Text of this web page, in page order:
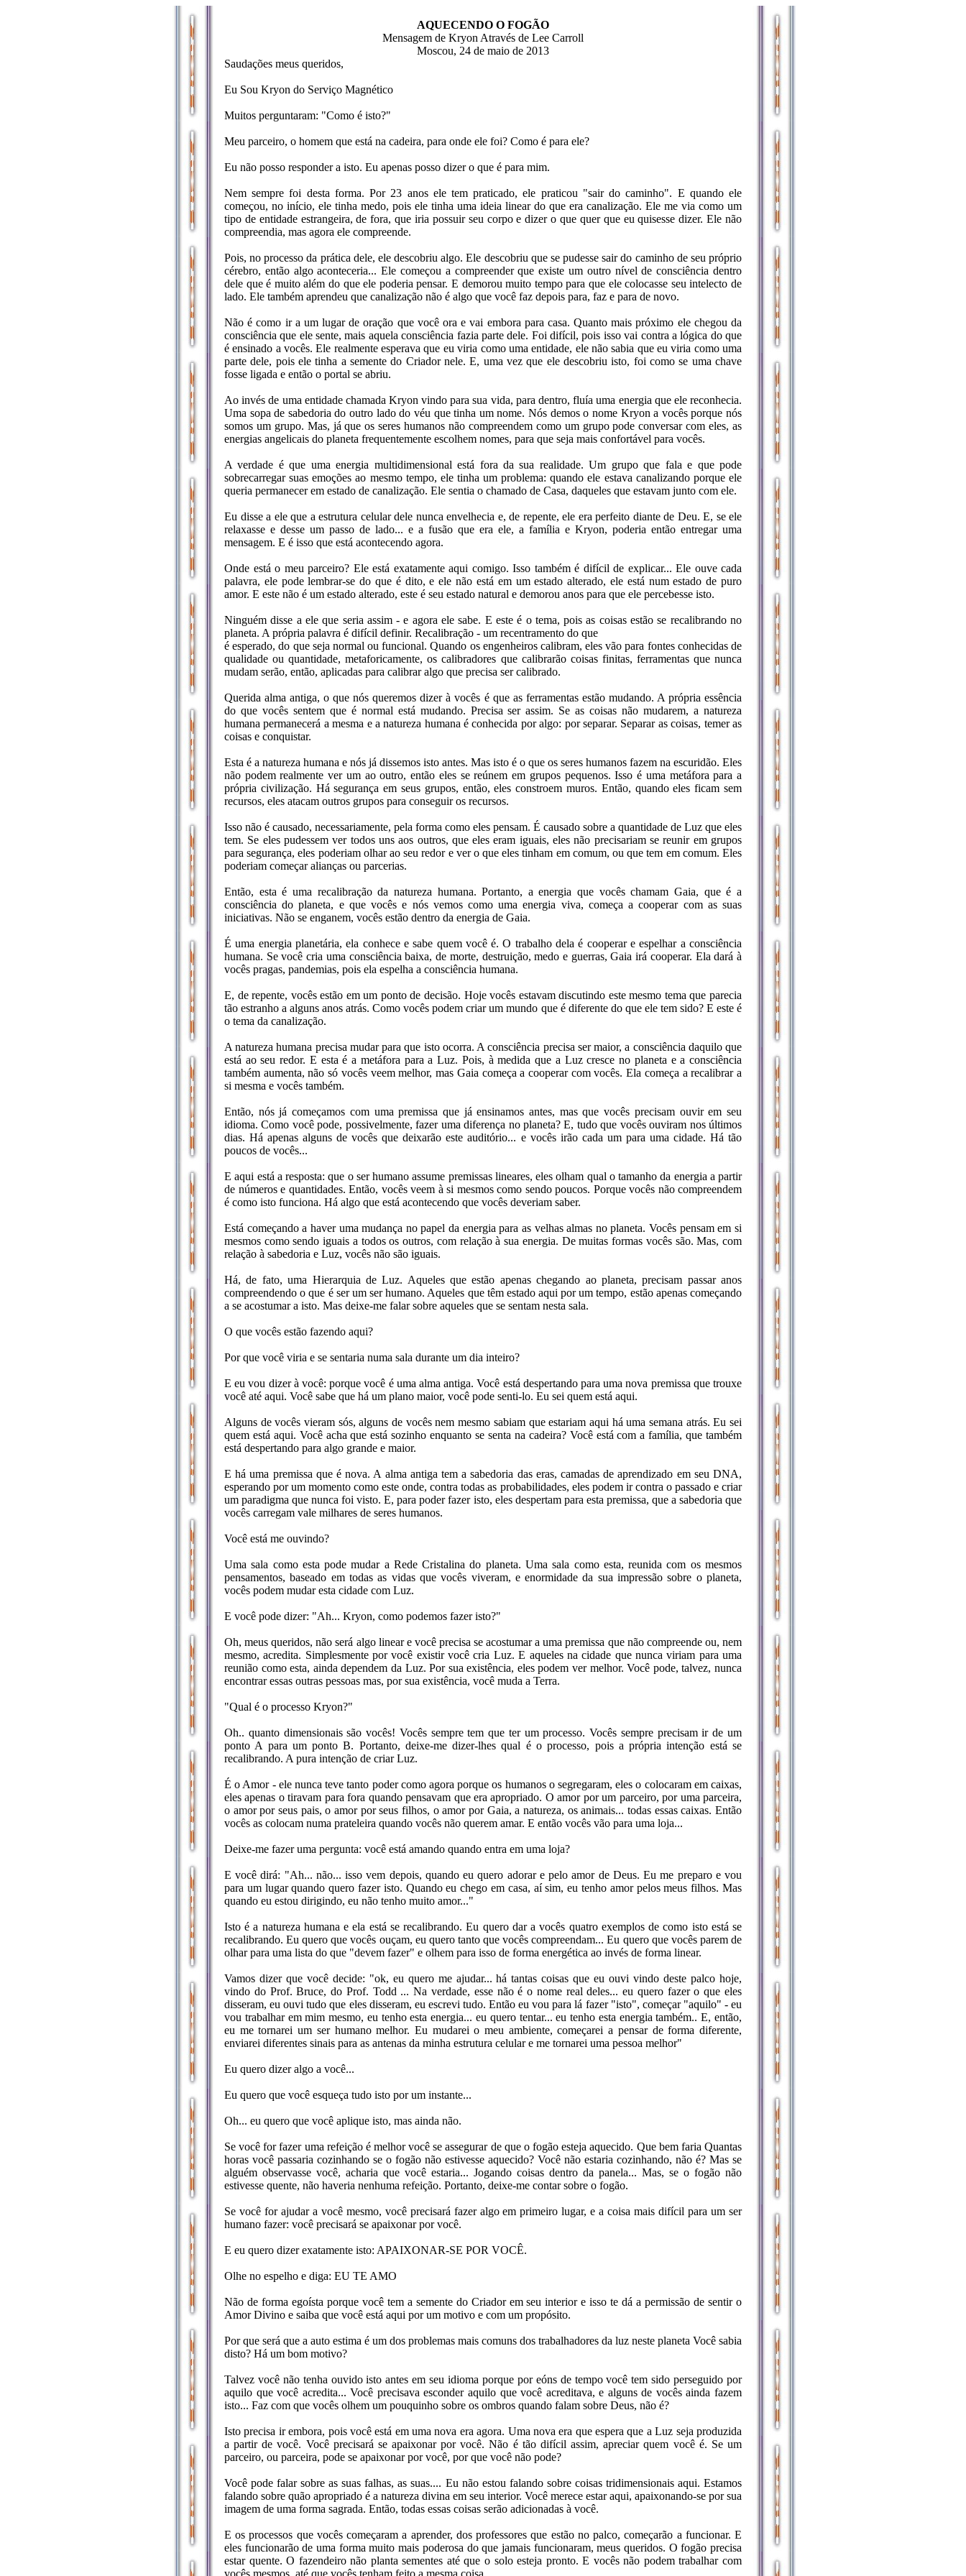
AQUECENDO O FOGÃO
Mensagem de Kryon Através de Lee Carroll
Moscou, 24 de maio de 2013
Saudações meus queridos,
Eu Sou Kryon do Serviço Magnético
Muitos perguntaram: "Como é isto?"
Meu parceiro, o homem que está na cadeira, para onde ele foi? Como é para ele?
Eu não posso responder a isto. Eu apenas posso dizer o que é para mim.
Nem sempre foi desta forma. Por 23 anos ele tem praticado, ele praticou "sair do caminho". E quando ele
começou, no início, ele tinha medo, pois ele tinha uma ideia linear do que era canalização. Ele me via como um
tipo de entidade estrangeira, de fora, que iria possuir seu corpo e dizer o que quer que eu quisesse dizer. Ele não
compreendia, mas agora ele compreende.
Pois, no processo da prática dele, ele descobriu algo. Ele descobriu que se pudesse sair do caminho de seu próprio
cérebro, então algo aconteceria... Ele começou a compreender que existe um outro nível de consciência dentro
dele que é muito além do que ele poderia pensar. E demorou muito tempo para que ele colocasse seu intelecto de
lado. Ele também aprendeu que canalização não é algo que você faz depois para, faz e para de novo.
Não é como ir a um lugar de oração que você ora e vai embora para casa. Quanto mais próximo ele chegou da
consciência que ele sente, mais aquela consciência fazia parte dele. Foi difícil, pois isso vai contra a lógica do que
é ensinado a vocês. Ele realmente esperava que eu viria como uma entidade, ele não sabia que eu viria como uma
parte dele, pois ele tinha a semente do Criador nele. E, uma vez que ele descobriu isto, foi como se uma chave
fosse ligada e então o portal se abriu.
Ao invés de uma entidade chamada Kryon vindo para sua vida, para dentro, fluía uma energia que ele reconhecia.
Uma sopa de sabedoria do outro lado do véu que tinha um nome. Nós demos o nome Kryon a vocês porque nós
somos um grupo. Mas, já que os seres humanos não compreendem como um grupo pode conversar com eles, as
energias angelicais do planeta frequentemente escolhem nomes, para que seja mais confortável para vocês.
A verdade é que uma energia multidimensional está fora da sua realidade. Um grupo que fala e que pode
sobrecarregar suas emoções ao mesmo tempo, ele tinha um problema: quando ele estava canalizando porque ele
queria permanecer em estado de canalização. Ele sentia o chamado de Casa, daqueles que estavam junto com ele.
Eu disse a ele que a estrutura celular dele nunca envelhecia e, de repente, ele era perfeito diante de Deu. E, se ele
relaxasse e desse um passo de lado... e a fusão que era ele, a família e Kryon, poderia então entregar uma
mensagem. E é isso que está acontecendo agora.
Onde está o meu parceiro? Ele está exatamente aqui comigo. Isso também é difícil de explicar... Ele ouve cada
palavra, ele pode lembrar-se do que é dito, e ele não está em um estado alterado, ele está num estado de puro
amor. E este não é um estado alterado, este é seu estado natural e demorou anos para que ele percebesse isto.
Ninguém disse a ele que seria assim - e agora ele sabe. E este é o tema, pois as coisas estão se recalibrando no
planeta. A própria palavra é difícil definir. Recalibração - um recentramento do que
é esperado, do que seja normal ou funcional. Quando os engenheiros calibram, eles vão para fontes conhecidas de
qualidade ou quantidade, metaforicamente, os calibradores que calibrarão coisas finitas, ferramentas que nunca
mudam serão, então, aplicadas para calibrar algo que precisa ser calibrado.
Querida alma antiga, o que nós queremos dizer à vocês é que as ferramentas estão mudando. A própria essência
do que vocês sentem que é normal está mudando. Precisa ser assim. Se as coisas não mudarem, a natureza
humana permanecerá a mesma e a natureza humana é conhecida por algo: por separar. Separar as coisas, temer as
coisas e conquistar.
Esta é a natureza humana e nós já dissemos isto antes. Mas isto é o que os seres humanos fazem na escuridão. Eles
não podem realmente ver um ao outro, então eles se reúnem em grupos pequenos. Isso é uma metáfora para a
própria civilização. Há segurança em seus grupos, então, eles constroem muros. Então, quando eles ficam sem
recursos, eles atacam outros grupos para conseguir os recursos.
Isso não é causado, necessariamente, pela forma como eles pensam. É causado sobre a quantidade de Luz que eles
tem. Se eles pudessem ver todos uns aos outros, que eles eram iguais, eles não precisariam se reunir em grupos
para segurança, eles poderiam olhar ao seu redor e ver o que eles tinham em comum, ou que tem em comum. Eles
poderiam começar alianças ou parcerias.
Então, esta é uma recalibração da natureza humana. Portanto, a energia que vocês chamam Gaia, que é a
consciência do planeta, e que vocês e nós vemos como uma energia viva, começa a cooperar com as suas
iniciativas. Não se enganem, vocês estão dentro da energia de Gaia.
É uma energia planetária, ela conhece e sabe quem você é. O trabalho dela é cooperar e espelhar a consciência
humana. Se você cria uma consciência baixa, de morte, destruição, medo e guerras, Gaia irá cooperar. Ela dará à
vocês pragas, pandemias, pois ela espelha a consciência humana.
E, de repente, vocês estão em um ponto de decisão. Hoje vocês estavam discutindo este mesmo tema que parecia
tão estranho a alguns anos atrás. Como vocês podem criar um mundo que é diferente do que ele tem sido? E este é
o tema da canalização.
A natureza humana precisa mudar para que isto ocorra. A consciência precisa ser maior, a consciência daquilo que
está ao seu redor. E esta é a metáfora para a Luz. Pois, à medida que a Luz cresce no planeta e a consciência
também aumenta, não só vocês veem melhor, mas Gaia começa a cooperar com vocês. Ela começa a recalibrar a
si mesma e vocês também.
Então, nós já começamos com uma premissa que já ensinamos antes, mas que vocês precisam ouvir em seu
idioma. Como você pode, possivelmente, fazer uma diferença no planeta? E, tudo que vocês ouviram nos últimos
dias. Há apenas alguns de vocês que deixarão este auditório... e vocês irão cada um para uma cidade. Há tão
poucos de vocês...
E aqui está a resposta: que o ser humano assume premissas lineares, eles olham qual o tamanho da energia a partir
de números e quantidades. Então, vocês veem à si mesmos como sendo poucos. Porque vocês não compreendem
é como isto funciona. Há algo que está acontecendo que vocês deveriam saber.
Está começando a haver uma mudança no papel da energia para as velhas almas no planeta. Vocês pensam em si
mesmos como sendo iguais a todos os outros, com relação à sua energia. De muitas formas vocês são. Mas, com
relação à sabedoria e Luz, vocês não são iguais.
Há, de fato, uma Hierarquia de Luz. Aqueles que estão apenas chegando ao planeta, precisam passar anos
compreendendo o que é ser um ser humano. Aqueles que têm estado aqui por um tempo, estão apenas começando
a se acostumar a isto. Mas deixe-me falar sobre aqueles que se sentam nesta sala.
O que vocês estão fazendo aqui?
Por que você viria e se sentaria numa sala durante um dia inteiro?
E eu vou dizer à você: porque você é uma alma antiga. Você está despertando para uma nova premissa que trouxe
você até aqui. Você sabe que há um plano maior, você pode senti-lo. Eu sei quem está aqui.
Alguns de vocês vieram sós, alguns de vocês nem mesmo sabiam que estariam aqui há uma semana atrás. Eu sei
quem está aqui. Você acha que está sozinho enquanto se senta na cadeira? Você está com a família, que também
está despertando para algo grande e maior.
E há uma premissa que é nova. A alma antiga tem a sabedoria das eras, camadas de aprendizado em seu DNA,
esperando por um momento como este onde, contra todas as probabilidades, eles podem ir contra o passado e criar
um paradigma que nunca foi visto. E, para poder fazer isto, eles despertam para esta premissa, que a sabedoria que
vocês carregam vale milhares de seres humanos.
Você está me ouvindo?
Uma sala como esta pode mudar a Rede Cristalina do planeta. Uma sala como esta, reunida com os mesmos
pensamentos, baseado em todas as vidas que vocês viveram, e enormidade da sua impressão sobre o planeta,
vocês podem mudar esta cidade com Luz.
E você pode dizer: "Ah... Kryon, como podemos fazer isto?"
Oh, meus queridos, não será algo linear e você precisa se acostumar a uma premissa que não compreende ou, nem
mesmo, acredita. Simplesmente por você existir você cria Luz. E aqueles na cidade que nunca viriam para uma
reunião como esta, ainda dependem da Luz. Por sua existência, eles podem ver melhor. Você pode, talvez, nunca
encontrar essas outras pessoas mas, por sua existência, você muda a Terra.
"Qual é o processo Kryon?"
Oh.. quanto dimensionais são vocês! Vocês sempre tem que ter um processo. Vocês sempre precisam ir de um
ponto A para um ponto B. Portanto, deixe-me dizer-lhes qual é o processo, pois a própria intenção está se
recalibrando. A pura intenção de criar Luz.
É o Amor - ele nunca teve tanto poder como agora porque os humanos o segregaram, eles o colocaram em caixas,
eles apenas o tiravam para fora quando pensavam que era apropriado. O amor por um parceiro, por uma parceira,
o amor por seus pais, o amor por seus filhos, o amor por Gaia, a natureza, os animais... todas essas caixas. Então
vocês as colocam numa prateleira quando vocês não querem amar. E então vocês vão para uma loja...
Deixe-me fazer uma pergunta: você está amando quando entra em uma loja?
E você dirá: "Ah... não... isso vem depois, quando eu quero adorar e pelo amor de Deus. Eu me preparo e vou
para um lugar quando quero fazer isto. Quando eu chego em casa, aí sim, eu tenho amor pelos meus filhos. Mas
quando eu estou dirigindo, eu não tenho muito amor..."
Isto é a natureza humana e ela está se recalibrando. Eu quero dar a vocês quatro exemplos de como isto está se
recalibrando. Eu quero que vocês ouçam, eu quero tanto que vocês compreendam... Eu quero que vocês parem de
olhar para uma lista do que "devem fazer" e olhem para isso de forma energética ao invés de forma linear.
Vamos dizer que você decide: "ok, eu quero me ajudar... há tantas coisas que eu ouvi vindo deste palco hoje,
vindo do Prof. Bruce, do Prof. Todd ... Na verdade, esse não é o nome real deles... eu quero fazer o que eles
disseram, eu ouvi tudo que eles disseram, eu escrevi tudo. Então eu vou para lá fazer "isto", começar "aquilo" - eu
vou trabalhar em mim mesmo, eu tenho esta energia... eu quero tentar... eu tenho esta energia também.. E, então,
eu me tornarei um ser humano melhor. Eu mudarei o meu ambiente, começarei a pensar de forma diferente,
enviarei diferentes sinais para as antenas da minha estrutura celular e me tornarei uma pessoa melhor"
Eu quero dizer algo a você...
Eu quero que você esqueça tudo isto por um instante...
Oh... eu quero que você aplique isto, mas ainda não.
Se você for fazer uma refeição é melhor você se assegurar de que o fogão esteja aquecido. Que bem faria Quantas
horas você passaria cozinhando se o fogão não estivesse aquecido? Você não estaria cozinhando, não é? Mas se
alguém observasse você, acharia que você estaria... Jogando coisas dentro da panela... Mas, se o fogão não
estivesse quente, não haveria nenhuma refeição. Portanto, deixe-me contar sobre o fogão.
Se você for ajudar a você mesmo, você precisará fazer algo em primeiro lugar, e a coisa mais difícil para um ser
humano fazer: você precisará se apaixonar por você.
E eu quero dizer exatamente isto: APAIXONAR-SE POR VOCÊ.
Olhe no espelho e diga: EU TE AMO
Não de forma egoísta porque você tem a semente do Criador em seu interior e isso te dá a permissão de sentir o
Amor Divino e saiba que você está aqui por um motivo e com um propósito.
Por que será que a auto estima é um dos problemas mais comuns dos trabalhadores da luz neste planeta Você sabia
disto? Há um bom motivo?
Talvez você não tenha ouvido isto antes em seu idioma porque por eóns de tempo você tem sido perseguido por
aquilo que você acredita... Você precisava esconder aquilo que você acreditava, e alguns de vocês ainda fazem
isto... Faz com que vocês olhem um pouquinho sobre os ombros quando falam sobre Deus, não é?
Isto precisa ir embora, pois você está em uma nova era agora. Uma nova era que espera que a Luz seja produzida
a partir de você. Você precisará se apaixonar por você. Não é tão difícil assim, apreciar quem você é. Se um
parceiro, ou parceira, pode se apaixonar por você, por que você não pode?
Você pode falar sobre as suas falhas, as suas.... Eu não estou falando sobre coisas tridimensionais aqui. Estamos
falando sobre quão apropriado é a natureza divina em seu interior. Você merece estar aqui, apaixonando-se por sua
imagem de uma forma sagrada. Então, todas essas coisas serão adicionadas à você.
E os processos que vocês começaram a aprender, dos professores que estão no palco, começarão a funcionar. E
eles funcionarão de uma forma muito mais poderosa do que jamais funcionaram, meus queridos. O fogão precisa
estar quente. O fazendeiro não planta sementes até que o solo esteja pronto. E vocês não podem trabalhar com
vocês mesmos, até que vocês tenham feito a mesma coisa.